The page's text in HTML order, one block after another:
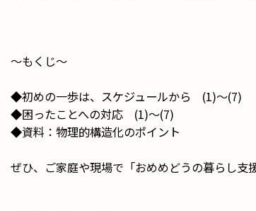
〜もくじ〜
◆初めの一歩は、スケジュールから (1)〜(7)
◆困ったことへの対応 (1)〜(7)
◆資料：物理的構造化のポイント
ぜひ、ご家庭や現場で「おめめどうの暮らし支